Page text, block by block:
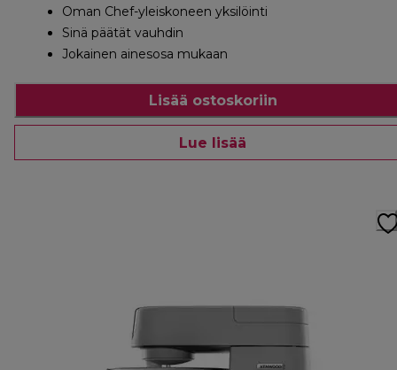
Oman Chef-yleiskoneen yksilöinti
Sinä päätät vauhdin
Jokainen ainesosa mukaan
Lisää ostoskoriin
Lue lisää